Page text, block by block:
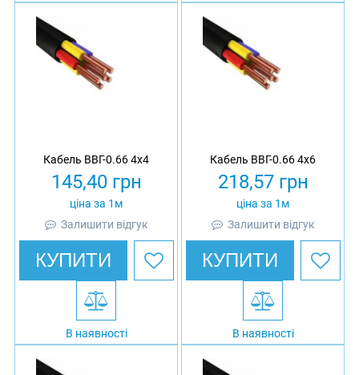
Кабель ВВГ-0.66 4х4
145,40грн
ціна за 1м
Залишити відгук
КУПИТИ
В наявності
Кабель ВВГ-0.66 4х6
218,57грн
ціна за 1м
Залишити відгук
КУПИТИ
В наявності